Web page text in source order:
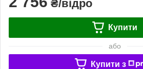
₴/відро
Купити
або
Купити з